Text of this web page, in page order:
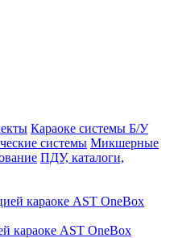
Караоке системы Б/У
системы Микшерные
ПДУ, каталоги,
караоке AST OneBox